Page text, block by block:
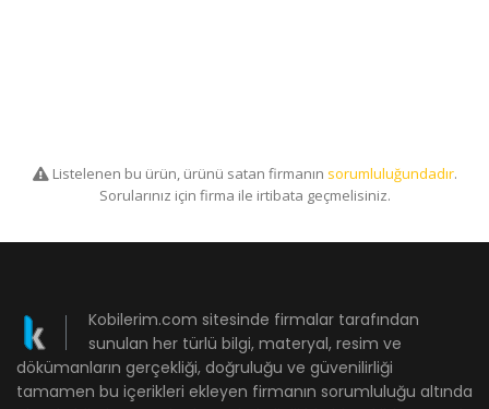
Listelenen bu ürün, ürünü satan firmanın sorumluluğundadır.
Sorularınız için firma ile irtibata geçmelisiniz.
Kobilerim.com sitesinde firmalar tarafından
sunulan her türlü bilgi, materyal, resim ve
dökümanların gerçekliği, doğruluğu ve güvenilirliği
tamamen bu içerikleri ekleyen firmanın sorumluluğu altında